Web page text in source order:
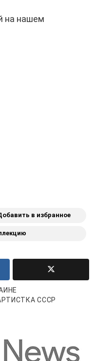
на нашем
в избранное
СССР